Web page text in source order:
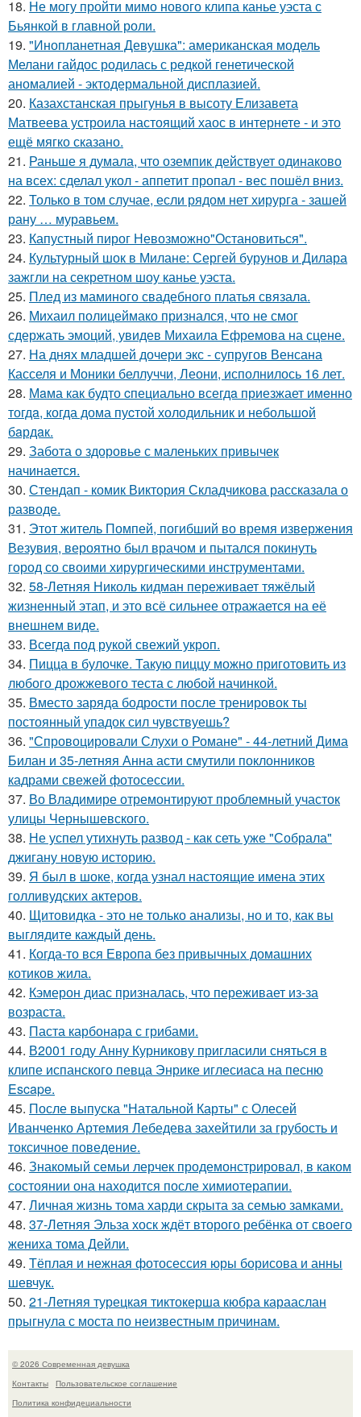
18. Не могу пройти мимо нового клипа канье уэста с
Бьянкой в главной роли.
19. "Инопланетная Девушка": американская модель
Мелани гайдос родилась с редкой генетической
аномалией - эктодермальной дисплазией.
20. Казахстанская прыгунья в высоту Елизавета
Матвеева устроила настоящий хаос в интернете - и это
ещё мягко сказано.
21. Раньше я думала, что оземпик действует одинаково
на всех: сделал укол - аппетит пропал - вес пошёл вниз.
22. Только в том случае, если рядом нет хирурга - зашей
рану … муравьем.
23. Капустный пирог Невозможно"Остановиться".
24. Культурный шок в Милане: Сергей бурунов и Дилара
зажгли на секретном шоу канье уэста.
25. Плед из маминого свадебного платья связала.
26. Михаил полицеймако признался, что не смог
сдержать эмоций, увидев Михаила Ефремова на сцене.
27. На днях младшей дочери экс - супругов Венсана
Касселя и Моники беллуччи, Леони, исполнилось 16 лет.
28. Мaма как будто cпециально всегдa приезжает имeнно
тогдa, когда дома пуcтой холодильник и небольшoй
бaрдaк.
29. Забота о здоровье с маленьких привычек
начинается.
30. Стендап - комик Виктория Складчикова рассказала о
разводе.
31. Этот житель Помпей, погибший во время извержения
Везувия, вероятно был врачом и пытался покинуть
город со своими хирургическими инструментами.
32. 58-Летняя Николь кидман переживает тяжёлый
жизненный этап, и это всё сильнее отражается на её
внешнем виде.
33. Всегда под рукой свежий укроп.
34. Пицца в булочке. Такую пиццу можно приготовить из
любого дрожжевого теста с любой начинкой.
35. Вместо заряда бодрости после тренировок ты
постоянный упадок сил чувствуешь?
36. "Спровоцировали Слухи о Романе" - 44-летний Дима
Билан и 35-летняя Анна асти смутили поклонников
кадрами свежей фотосессии.
37. Во Владимире отремонтируют проблемный участок
улицы Чернышевского.
38. Не успел утихнуть развод - как сеть уже "Собрала"
джигану новую историю.
39. Я был в шоке, когда узнал настоящие имена этих
голливудских актеров.
40. Щитовидка - это не только анализы, но и то, как вы
выглядите каждый день.
41. Когда-то вся Европа без привычных домашних
котиков жила.
42. Кэмерон диас призналась, что переживает из-за
возраста.
43. Паста карбонара с грибами.
44. В2001 году Анну Курникову пригласили сняться в
клипе испанского певца Энрике иглесиаса на песню
Escape.
45. После выпуска "Натальной Карты" с Олесей
Иванченко Артемия Лебедева захейтили за грубость и
токсичное поведение.
46. Знакомый семьи лерчек продемонстрировал, в каком
состоянии она находится после химиотерапии.
47. Личная жизнь тома харди скрыта за семью замками.
48. 37-Летняя Эльза хоск ждёт второго ребёнка от своего
жениха тома Дейли.
49. Тёплая и нежная фотосессия юры борисова и анны
шевчук.
50. 21-Летняя турецкая тиктокерша кюбра карааслан
прыгнула с моста по неизвестным причинам.
© 2026 Современная девушка
Контакты
Пользовательское соглашение
Политика конфидециальности